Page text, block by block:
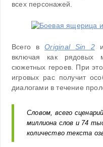
всех персонажей.
Всего вOriginal Sin 2
включая как рядовых
сюжетных героев. При
игровых рас получит
диалогами в течение
Словом, всего
миллиона слов и 74
количество текста